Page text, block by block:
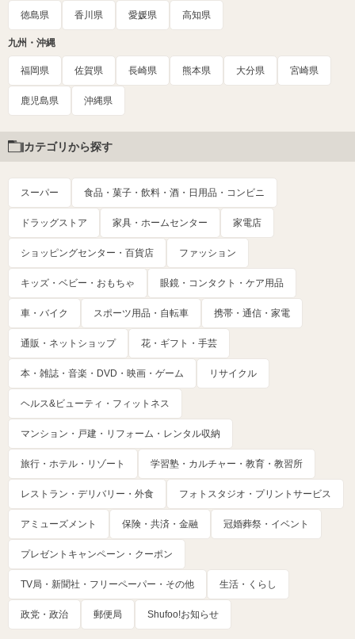
徳島県 香川県 愛媛県 高知県
九州・沖縄
福岡県 佐賀県 長崎県 熊本県 大分県 宮崎県
鹿児島県 沖縄県
カテゴリから探す
スーパー 食品・菓子・飲料・酒・日用品・コンビニ
ドラッグストア 家具・ホームセンター 家電店
ショッピングセンター・百貨店 ファッション
キッズ・ベビー・おもちゃ 眼鏡・コンタクト・ケア用品
車・バイク スポーツ用品・自転車 携帯・通信・家電
通販・ネットショップ 花・ギフト・手芸
本・雑誌・音楽・DVD・映画・ゲーム リサイクル
ヘルス&ビューティ・フィットネス
マンション・戸建・リフォーム・レンタル収納
旅行・ホテル・リゾート 学習塾・カルチャー・教育・教習所
レストラン・デリバリー・外食 フォトスタジオ・プリントサービス
アミューズメント 保険・共済・金融 冠婚葬祭・イベント
プレゼントキャンペーン・クーポン
TV局・新聞社・フリーペーパー・その他 生活・くらし
政党・政治 郵便局 Shufoo!お知らせ